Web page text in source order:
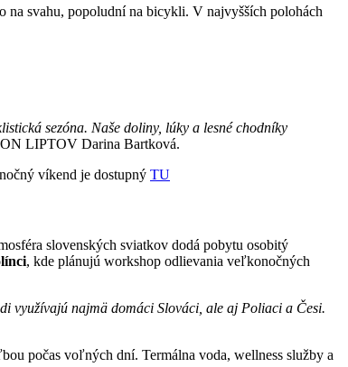
na svahu, popoludní na bicykli. V najvyšších polohách
sezóna. Naše doliny, lúky a lesné chodníky
LIPTOV Darina Bartková.
víkend je dostupný TU
slovenských sviatkov dodá pobytu osobitý
, kde plánujú workshop odlievania veľkonočných
využívajú najmä domáci Slováci, ale aj Poliaci a Česi.
počas voľných dní. Termálna voda, wellness služby a